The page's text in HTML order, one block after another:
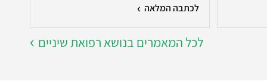
לכתבה המלאה
לכל המאמרים בנושא רפואת שיניים